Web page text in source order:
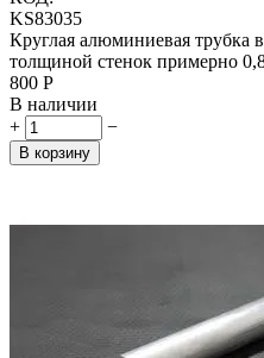
KS83035
Круглая алюминиевая
толщиной стенок примерно
‍800‍ Р
В наличии
+
−
В корзину